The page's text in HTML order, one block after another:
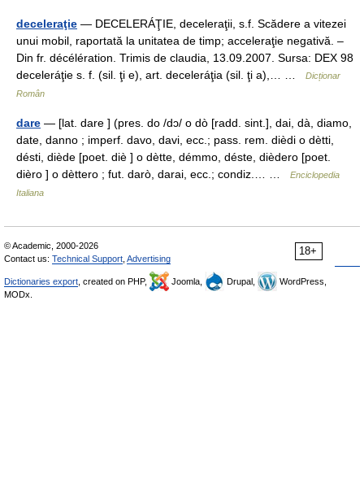
deceleraţie — DECELERÁŢIE, deceleraţii, s.f. Scădere a vitezei
unui mobil, raportată la unitatea de timp; acceleraţie negativă. –
Din fr. décélération. Trimis de claudia, 13.09.2007. Sursa: DEX 98
deceleráţie s. f. (sil. ţi e), art. deceleráţia (sil. ţi a),… …
Dicționar
Român
dare — [lat. dare ] (pres. do /dɔ/ o dò [radd. sint.], dai, dà, diamo,
date, danno ; imperf. davo, davi, ecc.; pass. rem. dièdi o dètti,
désti, diède [poet. diè ] o dètte, démmo, déste, dièdero [poet.
dièro ] o dèttero ; fut. darò, darai, ecc.; condiz.… …
Enciclopedia
Italiana
18+
© Academic, 2000-2026
Contact us: Technical Support Advertising
Dictionaries export , created on PHP, Joomla, Drupal,
WordPress,
MODx.